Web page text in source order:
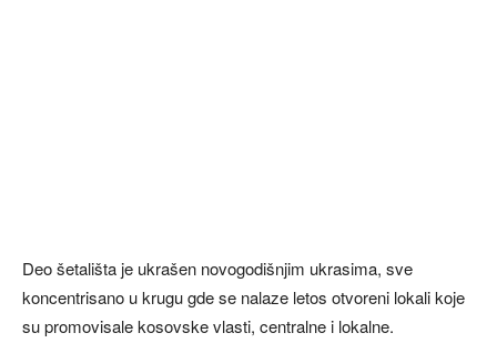
Deo šetališta je ukrašen novogodišnjim ukrasima, sve
koncentrisano u krugu gde se nalaze letos otvoreni lokali koje
su promovisale kosovske vlasti, centralne i lokalne.